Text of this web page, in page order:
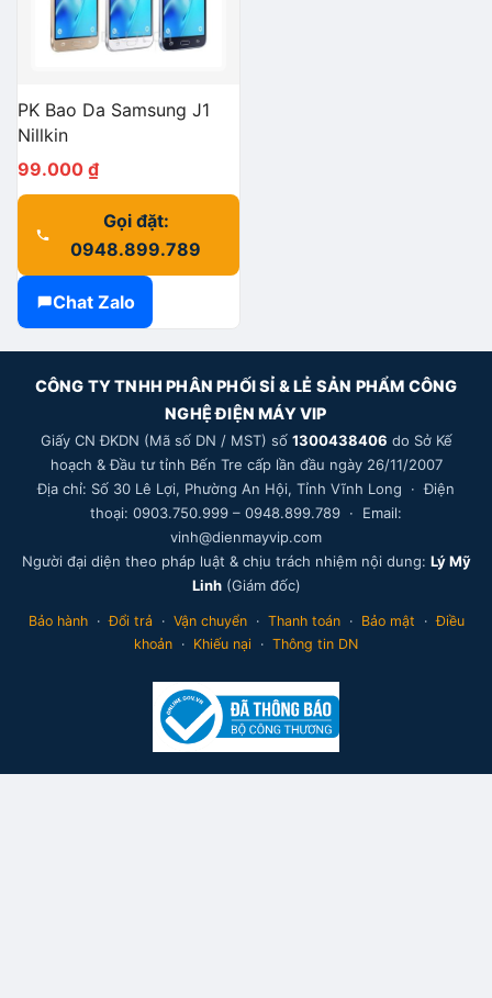
PK Bao Da Samsung J1
Nillkin
99.000 ₫
Gọi đặt:
0948.899.789
Chat Zalo
CÔNG TY TNHH PHÂN PHỐI SỈ & LẺ SẢN PHẨM CÔNG
NGHỆ ĐIỆN MÁY VIP
Giấy CN ĐKDN (Mã số DN / MST) số 1300438406 do Sở Kế
hoạch & Đầu tư tỉnh Bến Tre cấp lần đầu ngày 26/11/2007
Địa chỉ: Số 30 Lê Lợi, Phường An Hội, Tỉnh Vĩnh Long · Điện
thoại: 0903.750.999 – 0948.899.789 · Email:
vinh@dienmayvip.com
Người đại diện theo pháp luật & chịu trách nhiệm nội dung: Lý Mỹ
Linh(Giám đốc)
Bảo hành·Đổi trả · Vận chuyển· Thanh toán· Bảo mật ·Điều
khoản · Khiếu nại · Thông tin DN